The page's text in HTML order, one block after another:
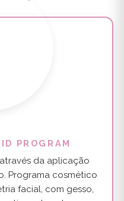
PROGRAM
da aplicação
Programa cosmético
facial, com gesso,